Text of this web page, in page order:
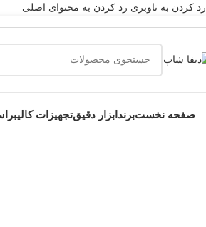
رد کردن به ناوبری رد کردن به محتوای اصلی
صفحه نخستبرند ابزار دقیقتجهیزات